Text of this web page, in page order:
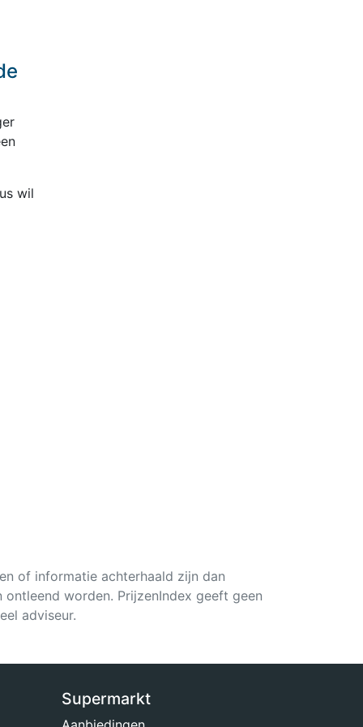
wil
of informatie achterhaald zijn dan
worden. PrijzenIndex geeft geen
adviseur.
Supermarkt